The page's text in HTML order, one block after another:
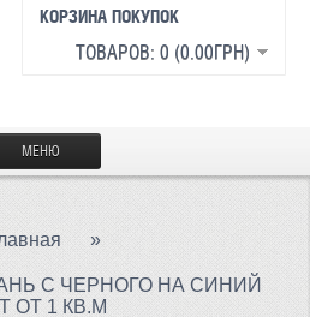
КОРЗИНА ПОКУПОК
ТОВАРОВ: 0 (0.00ГРН)
МЕНЮ
МАТЕРИАЛЫ
ТКАНЬ
»
С ЧЕРНОГО НА СИНИЙ
ОТ 1 КВ.М